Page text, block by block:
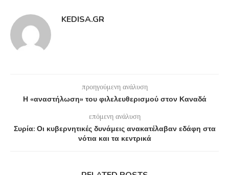
KEDISA.GR
προηγούμενη ανάλυση
Η «αναστήλωση» του φιλελευθερισμού στον Καναδά
επόμενη ανάλυση
Συρία: Οι κυβερνητικές δυνάμεις ανακατέλαβαν εδάφη στα
νότια και τα κεντρικά